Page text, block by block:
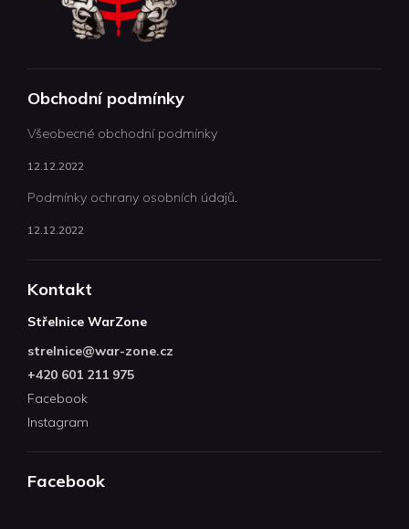
Obchodní podmínky
Všeobecné obchodní podmínky
12.12.2022
Podmínky ochrany osobních údajů.
12.12.2022
Kontakt
Střelnice WarZone
strelnice@war-zone.cz
+420 601 211 975
Facebook
Instagram
Facebook